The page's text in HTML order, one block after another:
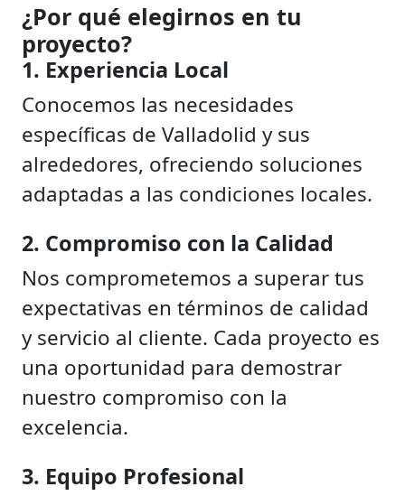
¿Por qué elegirnos en tu
proyecto?
1. Experiencia Local
Conocemos las necesidades
específicas de Valladolid y sus
alrededores, ofreciendo soluciones
adaptadas a las condiciones locales.
2. Compromiso con la Calidad
Nos comprometemos a superar tus
expectativas en términos de calidad
y servicio al cliente. Cada proyecto es
una oportunidad para demostrar
nuestro compromiso con la
excelencia.
3. Equipo Profesional